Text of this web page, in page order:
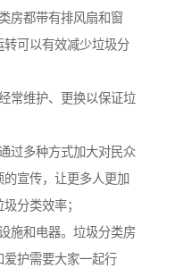
房都带有排风扇和窗
可以有效减少垃圾分
常维护、更换以保证垃
过多种方式加大对民众
宣传，让更多人更加
分类效率；
施和电器。垃圾分类房
护需要大家一起行